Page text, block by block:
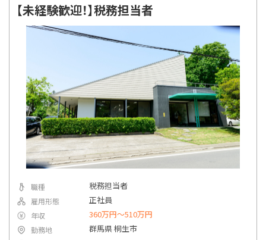
【未経験歓迎！】税務担当者
職種 税務担当者
雇用形態 正社員
年収 360万円〜510万円
勤務地 群馬県 桐生市